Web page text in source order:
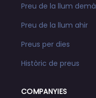
Preu de la llum demà
Preu de la llum ahir
Preus per dies
Històric de preus
COMPANYIES